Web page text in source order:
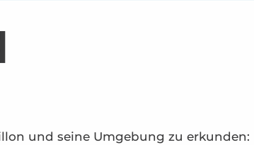
und seine Umgebung zu erkunden: